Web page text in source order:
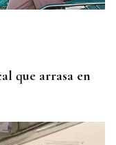
que arrasa en